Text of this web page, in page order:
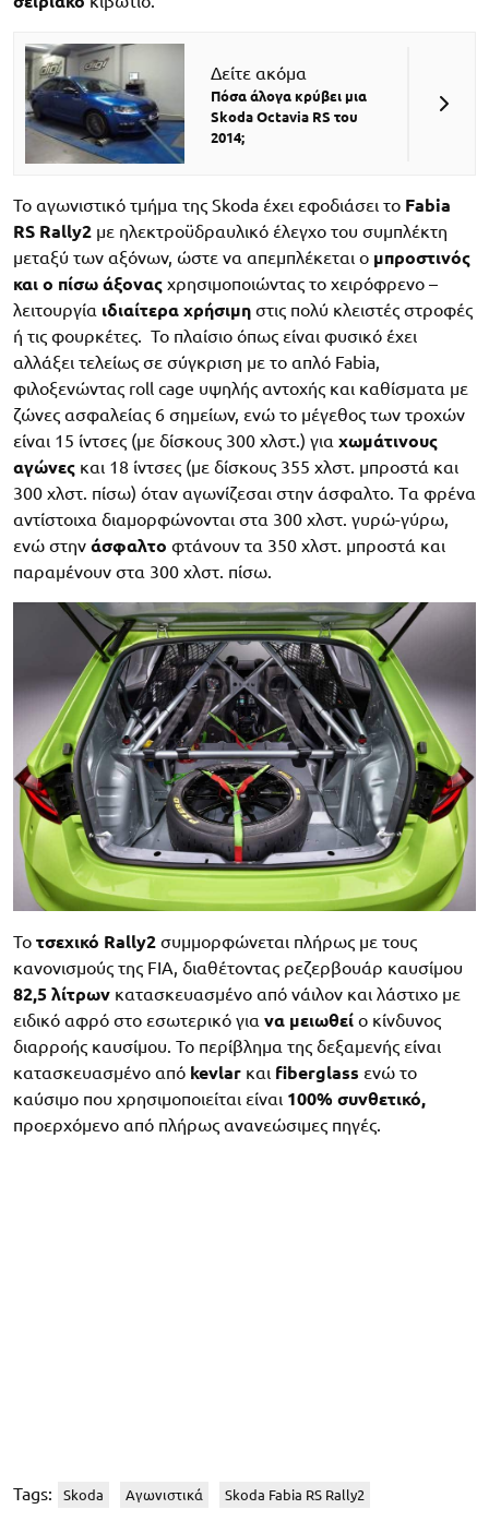
Δείτε ακόμα
Πόσα άλογα κρύβει μια
Skoda Octavia RS του
2014;
Το αγωνιστικό τμήμα της Skoda έχει εφοδιάσει το Fabia
RS Rally2 με ηλεκτροϋδραυλικό έλεγχο του συμπλέκτη
μεταξύ των αξόνων, ώστε να απεμπλέκεται ο μπροστινός
και ο πίσω άξονας χρησιμοποιώντας το χειρόφρενο –
λειτουργία ιδιαίτερα χρήσιμη στις πολύ κλειστές στροφές
ή τις φουρκέτες. Το πλαίσιο όπως είναι φυσικό έχει
αλλάξει τελείως σε σύγκριση με το απλό Fabia,
φιλοξενώντας roll cage υψηλής αντοχής και καθίσματα με
ζώνες ασφαλείας 6 σημείων, ενώ το μέγεθος των τροχών
είναι 15 ίντσες (με δίσκους 300 χλστ.) για χωμάτινους
αγώνες και 18 ίντσες (με δίσκους 355 χλστ. μπροστά και
300 χλστ. πίσω) όταν αγωνίζεσαι στην άσφαλτο. Tα φρένα
αντίστοιχα διαμορφώνονται στα 300 χλστ. γυρώ-γύρω,
ενώ στην άσφαλτο φτάνουν τα 350 χλστ. μπροστά και
παραμένουν στα 300 χλστ. πίσω.
To τσεχικό Rally2 συμμορφώνεται πλήρως με τους
κανονισμούς της FIA, διαθέτοντας ρεζερβουάρ καυσίμου
82,5 λίτρων κατασκευασμένο από νάιλον και λάστιχο με
ειδικό αφρό στο εσωτερικό για να μειωθεί ο κίνδυνος
διαρροής καυσίμου. Το περίβλημα της δεξαμενής είναι
κατασκευασμένο από kevlar και fiberglass ενώ το
καύσιμο που χρησιμοποιείται είναι 100% συνθετικό,
προερχόμενο από πλήρως ανανεώσιμες πηγές.
Tags: Skoda Αγωνιστικά Skoda Fabia RS Rally2